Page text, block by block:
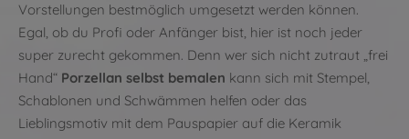
Vorstellungen bestmöglich umgesetzt werden können.
Egal, ob du Profi oder Anfänger bist, hier ist noch jeder
super zurecht gekommen. Denn wer sich nicht zutraut „frei
Hand“ Porzellan selbst bemalen kann sich mit Stempel,
Schablonen und Schwämmen helfen oder das
Lieblingsmotiv mit dem Pauspapier auf die Keramik